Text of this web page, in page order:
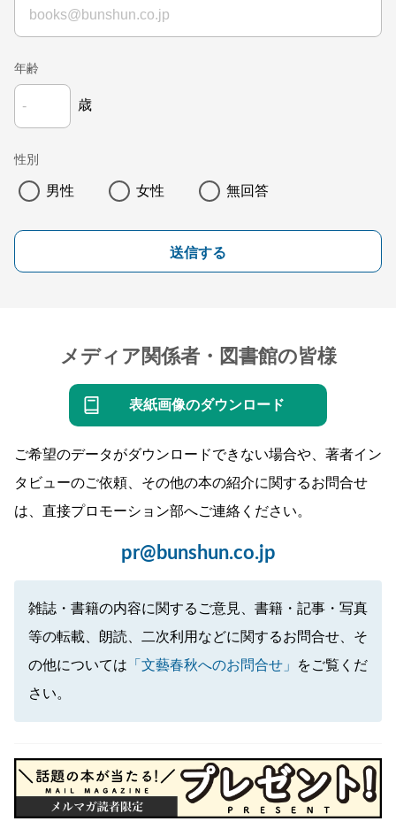
年齢
歳
性別
男性 女性 無回答
送信する
メディア関係者・図書館の皆様
表紙画像のダウンロード
ご希望のデータがダウンロードできない場合や、著者イン
タビューのご依頼、その他の本の紹介に関するお問合せ
は、直接プロモーション部へご連絡ください。
pr@bunshun.co.jp
雑誌・書籍の内容に関するご意見、書籍・記事・写真
等の転載、朗読、二次利用などに関するお問合せ、そ
の他については 「文藝春秋へのお問合せ」
をご覧くだ
さい。